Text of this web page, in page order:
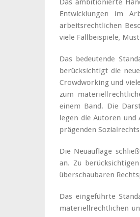
Das ambitionierte
Entwicklungen im
arbeitsrechtlichen
viele Fallbeispiele,
Das bedeutende
berücksichtigt die
Crowdworking und
zum
einem Band. Die
legen die Autoren und
prägenden
Die Neuauflage
an. Zu
überschaubaren
Das eingeführte
materiellrechtlichen